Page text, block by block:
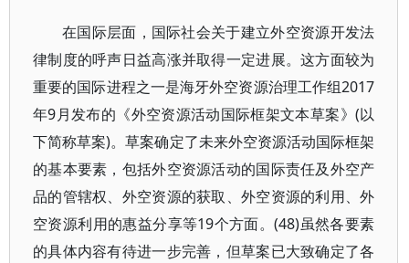
在国际层面，国际社会关于建立外空资源开发法
律制度的呼声日益高涨并取得一定进展。这方面较为
重要的国际进程之一是海牙外空资源治理工作组2017
年9月发布的《外空资源活动国际框架文本草案》(以
下简称草案)。草案确定了未来外空资源活动国际框架
的基本要素，包括外空资源活动的国际责任及外空产
品的管辖权、外空资源的获取、外空资源的利用、外
空资源利用的惠益分享等19个方面。(48)虽然各要素
的具体内容有待进一步完善，但草案已大致确定了各